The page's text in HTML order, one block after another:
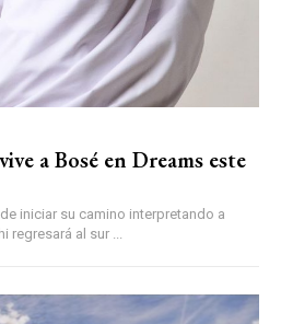
a Bosé en Dreams este
iniciar su camino interpretando a
al sur ...